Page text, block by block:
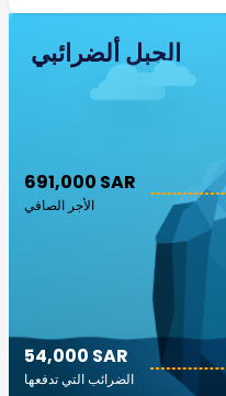
الجبل ألضرائبي
691,000 SAR
الأجر الصافي
54,000 SAR
الضرائب التي تدفعها